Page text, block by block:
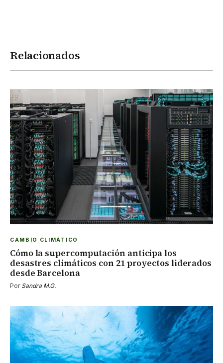
Relacionados
CAMBIO CLIMÁTICO
Cómo la supercomputación anticipa los
desastres climáticos con 21 proyectos liderados
desde Barcelona
Por Sandra M.G.